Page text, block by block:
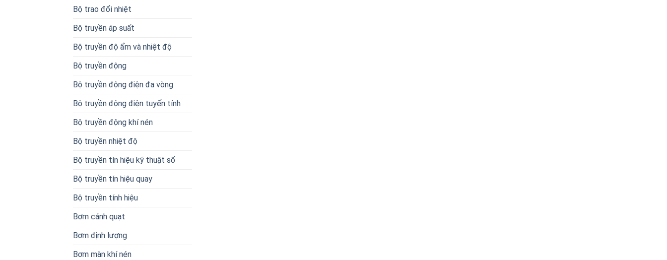
Bộ trao đổi nhiệt
Bộ truyền áp suất
Bộ truyền độ ẩm và nhiệt độ
Bộ truyền động
Bộ truyền động điện đa vòng
Bộ truyền động điện tuyến tính
Bộ truyền động khí nén
Bộ truyền nhiệt độ
Bộ truyền tín hiệu kỹ thuật số
Bộ truyền tín hiệu quay
Bộ truyền tính hiệu
Bơm cánh quạt
Bơm định lượng
Bơm màn khí nén